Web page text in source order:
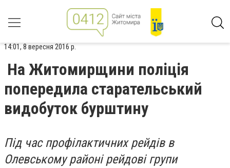
14:01, 8 вересня 2016 р.
На Житомирщини поліція
попередила старательський
видобуток бурштину
Під час профілактичних рейдів в
Олевському районі рейдові групи